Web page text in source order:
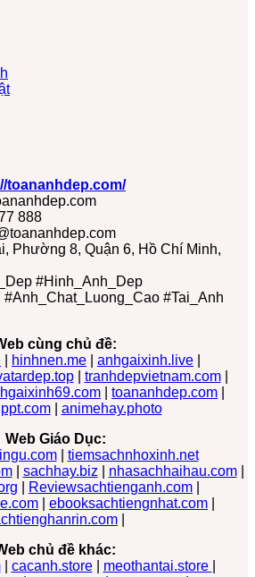
toananhdep.com/
888
Phường 8, Quận 6, Hồ Chí Minh,
#Hinh_Anh_Dep
#Tai_Anh
cùng chủ đề:
hinhnen.me anhgaixinh.live
| tranhdepvietnam.com|
toananhdep.com
| animehay.photo
Web Giáo Dục:
| tiemsachnhoxinh.net
| sachhay.biz nhasachhaihau.com|
Reviewsachtienganh.com
ebooksachtiengnhat.com
chủ đề khác:
| cacanh.store| meothantai.store